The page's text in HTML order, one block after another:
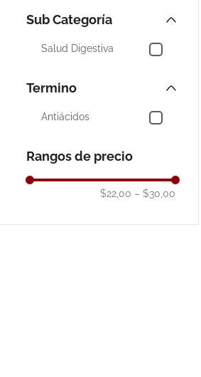
Salud Digestiva
Antiácidos
Rangos de precio
$22,00 – $30,00